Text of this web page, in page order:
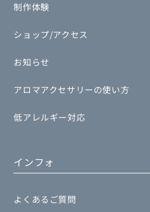
制作体験
ショップ/アクセス
お知らせ
アロマアクセサリーの使い方
低アレルギー対応
インフォ
よくあるご質問